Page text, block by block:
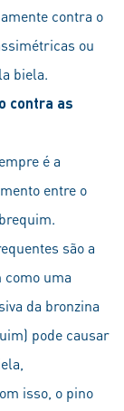
contra o
ou
biela.
contra as
é a
entre o
são a
como uma
da bronzina
pode causar
isso, o pino